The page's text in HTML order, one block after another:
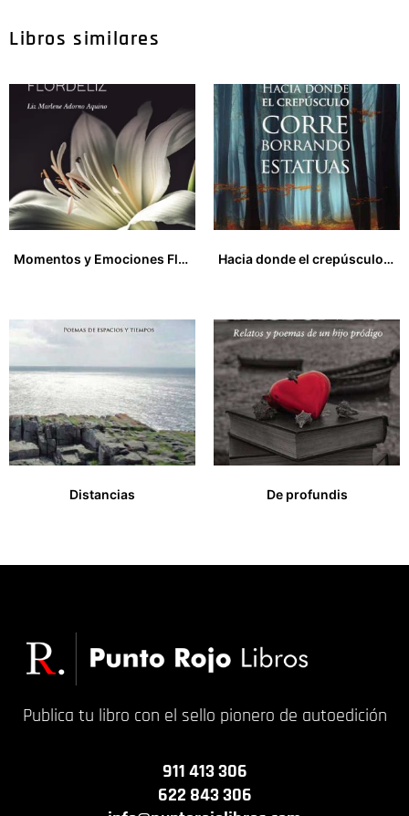
Libros similares
Momentos y Emociones Flordeliz
Hacia donde el crepúsculo corre borrando estatuas
Distancias
De profundis
Publica tu libro con el sello pionero de autoedición
911 413 306
622 843 306